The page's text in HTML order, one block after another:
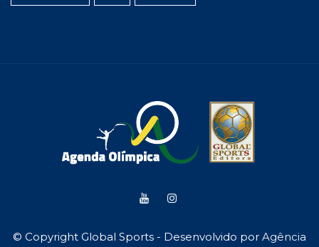
© Copyright Global Sports - Desenvolvido por Agência